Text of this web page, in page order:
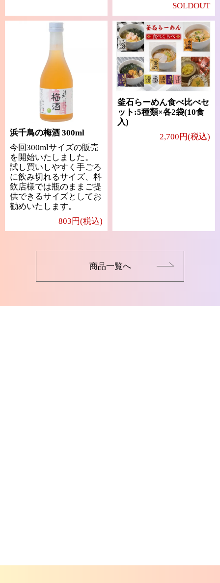
SOLDOUT
浜千鳥の梅酒 300ml
今回300mlサイズの販売
を開始いたしました。
試し買いしやすく手ごろ
に飲み切れるサイズ、料
飲店様では瓶のままご提
供できるサイズとしてお
勧めいたします。
803円(税込)
釜石らーめん食べ比べセ
ット:5種類×各2袋(10食
入)
2,700円(税込)
商品一覧へ